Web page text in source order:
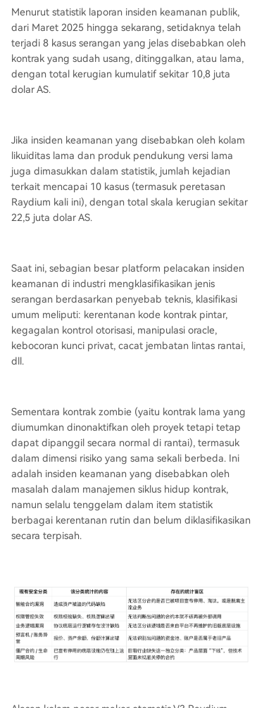
Menurut statistik laporan insiden keamanan publik,
dari Maret 2025 hingga sekarang, setidaknya telah
terjadi 8 kasus serangan yang jelas disebabkan oleh
kontrak yang sudah usang, ditinggalkan, atau lama,
dengan total kerugian kumulatif sekitar 10,8 juta
dolar AS.
Jika insiden keamanan yang disebabkan oleh kolam
likuiditas lama dan produk pendukung versi lama
juga dimasukkan dalam statistik, jumlah kejadian
terkait mencapai 10 kasus (termasuk peretasan
Raydium kali ini), dengan total skala kerugian sekitar
22,5 juta dolar AS.
Saat ini, sebagian besar platform pelacakan insiden
keamanan di industri mengklasifikasikan jenis
serangan berdasarkan penyebab teknis, klasifikasi
umum meliputi: kerentanan kode kontrak pintar,
kegagalan kontrol otorisasi, manipulasi oracle,
kebocoran kunci privat, cacat jembatan lintas rantai,
dll.
Sementara kontrak zombie (yaitu kontrak lama yang
diumumkan dinonaktifkan oleh proyek tetapi tetap
dapat dipanggil secara normal di rantai), termasuk
dalam dimensi risiko yang sama sekali berbeda. Ini
adalah insiden keamanan yang disebabkan oleh
masalah dalam manajemen siklus hidup kontrak,
namun selalu tenggelam dalam item statistik
berbagai kerentanan rutin dan belum diklasifikasikan
secara terpisah.